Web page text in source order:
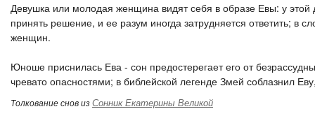
Девушка или молодая женщина видят себя в образе Евы: у этой
принять решение, и ее разум иногда затрудняется ответить; в
женщин.
Юноше приснилась Ева - сон предостерегает его от
чревато опасностями; в библейской легенде Змей соблазнил
Толкование снов изСонник Екатерины Великой